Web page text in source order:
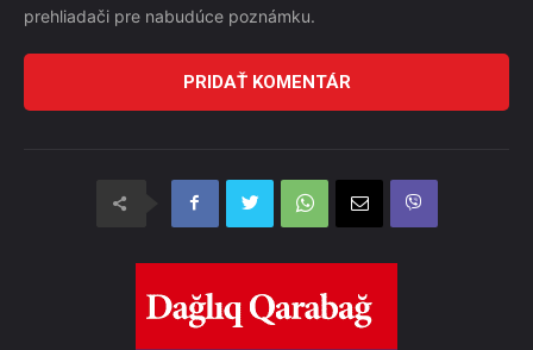
prehliadači pre nabudúce poznámku.